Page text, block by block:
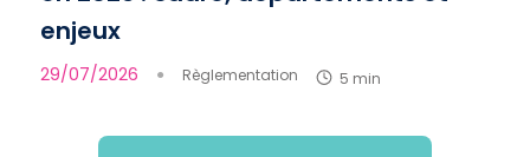
enjeux
29/07/2026 ● Règlementation 5 min